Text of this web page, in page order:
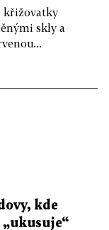
křižovatky
skly a
kde